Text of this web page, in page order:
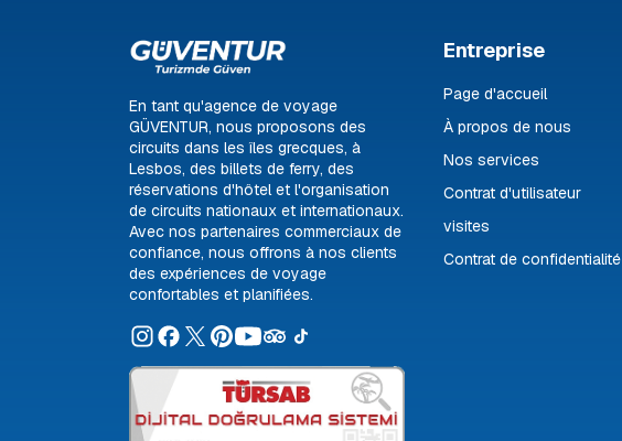
En tant qu'agence de voyage
GÜVENTUR, nous proposons des
circuits dans les îles grecques, à
Lesbos, des billets de ferry, des
réservations d'hôtel et l'organisation
de circuits nationaux et internationaux.
Avec nos partenaires commerciaux de
confiance, nous offrons à nos clients
des expériences de voyage
confortables et planifiées.
Entreprise
Page d'accueil
À propos de nous
Nos services
Contrat d'utilisateur
visites
Contrat de confidentialité